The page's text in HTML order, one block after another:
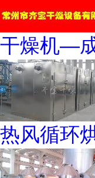
干燥机—
热风循环